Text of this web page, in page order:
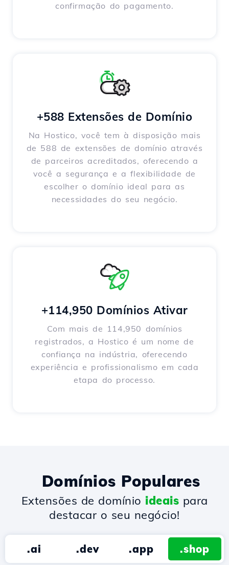
confirmação do pagamento.
+588 Extensões de Domínio
Na Hostico, você tem à disposição mais
de 588 de extensões de domínio através
de parceiros acreditados, oferecendo a
você a segurança e a flexibilidade de
escolher o domínio ideal para as
necessidades do seu negócio.
+114,950 Domínios Ativar
Com mais de 114,950 domínios
registrados, a Hostico é um nome de
confiança na indústria, oferecendo
experiência e profissionalismo em cada
etapa do processo.
Domínios Populares
Extensões de domínio ideais para
destacar o seu negócio!
.ai .dev .app .shop